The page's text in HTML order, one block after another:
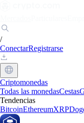
/
ConectarRegistrarse
Criptomonedas
Todas las monedasCestas
Tendencias
BitcoinEthereumXRP